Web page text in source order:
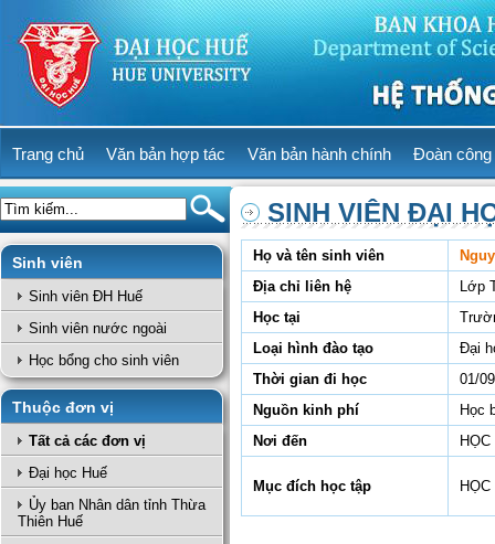
Trang chủ Văn bản hợp tác Văn bản hành chính Đoàn công
Sinh viên
Sinh viên ĐH Huế
Sinh viên nước ngoài
Học bổng cho sinh viên
Thuộc đơn vị
Tất cả các đơn vị
Đại học Huế
Ủy ban Nhân dân tỉnh Thừa
Thiên Huế
SINH VIÊN ĐẠI
Họ và tên sinh viên
Địa chỉ liên hệ
Lớp
Học tại
Loại hình đào tạo
Đại
Thời gian đi học
01/
Nguồn kinh phí
Học
Nơi đến
Mục đích học tập